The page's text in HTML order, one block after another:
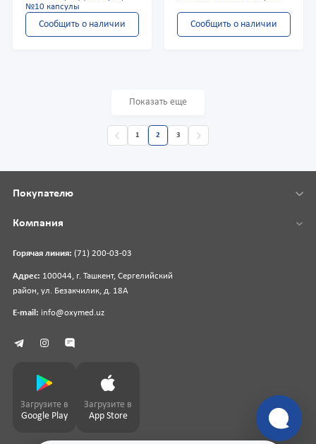
№10 капсулы
Сообщить о наличии Сообщить о наличии
Показать еще
1 2 3
Горячая линия: (71) 200-03-03
Адрес: 100044, г. Ташкент, Сергелийский
район, ул. Безакчилик, д. 18А
E-mail: info@oxymed.uz
Покупателю
Компания
Загрузите в
Google Play
Загрузите в
App Store